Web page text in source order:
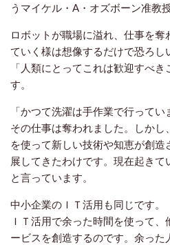
うマイケル・A・オズボーン准教授
ロボットが職場に溢れ、仕事を奪
ていく様は想像するだけで恐ろし
「人類にとってこれは歓迎すべ
す。
「かつて洗濯は手作業で行って
その仕事は奪われました。しかし
を使って新しい技術や知恵が創
展してきたわけです。現在起きて
と言っています。
中小企業のＩＴ活用も同じです。
ＩＴ活用で余った時間を使って
ービスを創造するのです。余った